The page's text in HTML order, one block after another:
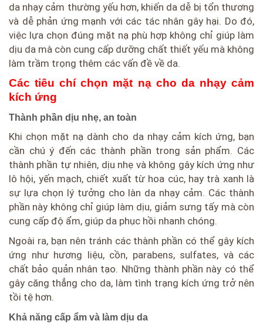
da nhạy cảm thường yếu hơn, khiến da dễ bị tổn thương
và dễ phản ứng mạnh với các tác nhân gây hại. Do đó,
việc lựa chọn đúng mặt nạ phù hợp không chỉ giúp làm
dịu da mà còn cung cấp dưỡng chất thiết yếu mà không
làm trầm trọng thêm các vấn đề về da.
Các tiêu chí chọn mặt nạ cho da nhạy cảm
kích ứng
Thành phần dịu nhẹ, an toàn
Khi chọn mặt nạ dành cho da nhạy cảm kích ứng, bạn
cần chú ý đến các thành phần trong sản phẩm. Các
thành phần tự nhiên, dịu nhẹ và không gây kích ứng như
lô hội, yến mạch, chiết xuất từ hoa cúc, hay trà xanh là
sự lựa chọn lý tưởng cho làn da nhạy cảm. Các thành
phần này không chỉ giúp làm dịu, giảm sưng tấy mà còn
cung cấp độ ẩm, giúp da phục hồi nhanh chóng.
Ngoài ra, bạn nên tránh các thành phần có thể gây kích
ứng như hương liệu, cồn, parabens, sulfates, và các
chất bảo quản nhân tạo. Những thành phần này có thể
gây căng thẳng cho da, làm tình trạng kích ứng trở nên
tồi tệ hơn.
Khả năng cấp ẩm và làm dịu da